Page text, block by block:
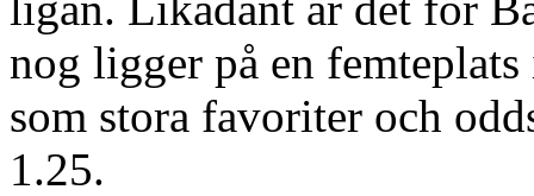
nog ligger på en
som stora favoriter och
1.25.